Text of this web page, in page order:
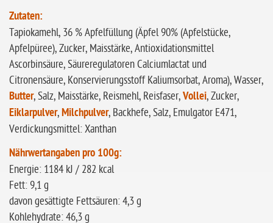
Zutaten:
Tapiokamehl, 36 % Apfelfüllung (Äpfel 90% (Apfelstücke,
Apfelpüree), Zucker, Maisstärke, Antioxidationsmittel
Ascorbinsäure, Säureregulatoren Calciumlactat und
Citronensäure, Konservierungsstoff Kaliumsorbat, Aroma), Wasser,
Butter, Salz, Maisstärke, Reismehl, Reisfaser,Vollei, Zucker,
Eiklarpulver,Milchpulver, Backhefe, Salz, Emulgator E471,
Verdickungsmittel: Xanthan
Nährwertangaben pro 100g:
Energie: 1184 kJ / 282 kcal
Fett: 9,1 g
davon gesättigte Fettsäuren: 4,3 g
Kohlehydrate: 46,3 g